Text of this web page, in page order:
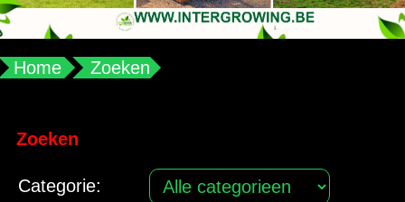
Home Zoeken
Zoeken
Categorie: